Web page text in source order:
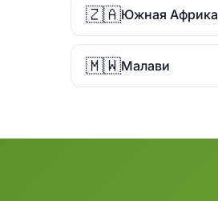
🇿🇦Южная Африка
🇲🇼Малави